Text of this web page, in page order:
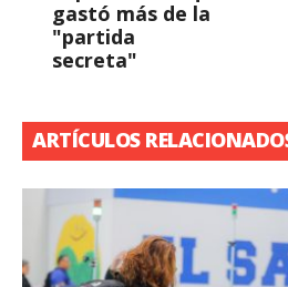
gastó más de la
"partida
secreta"
ARTÍCULOS